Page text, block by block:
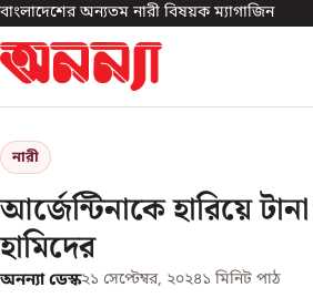
বাংলাদেশের অন্যতম নারী বিষয়ক ম্যাগাজিন
নারী
আর্জেন্টিনাকে হারিয়ে
হামিদের
অনন্যা ডেস্ক২১ সেপ্টেম্বর, ২০২৪১ মিনিট পাঠ